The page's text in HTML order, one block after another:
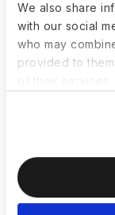
We also share
with our social
who may
provided to
Allt om